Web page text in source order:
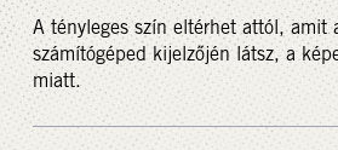
A tényleges szín eltérhet attól, amit
számítógéped kijelzőjén látsz, a
miatt.